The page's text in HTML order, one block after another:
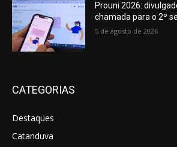
Prouni 2026:
chamada para o 2º
5 de agosto de 2026
CATEGORIAS
Destaques
Catanduva